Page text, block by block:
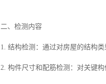
二、检测内容
1. 结构检测：通过对房屋的结构
2. 构件尺寸和配筋检测：对关键